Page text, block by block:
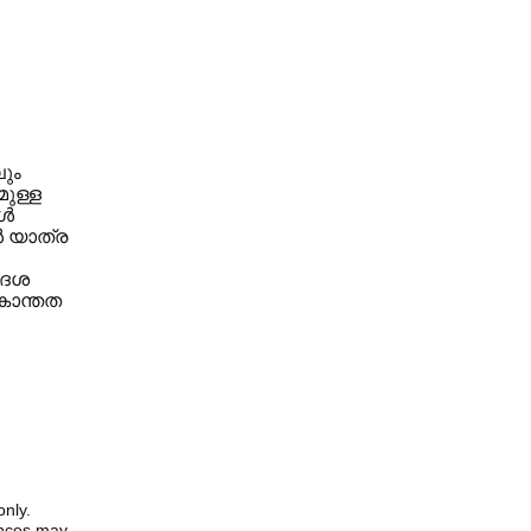
യാത്ര